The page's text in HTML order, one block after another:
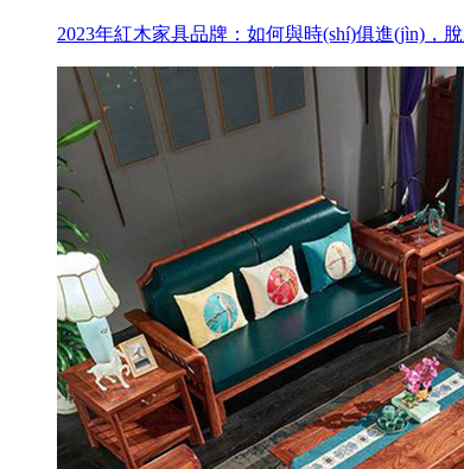
2023年紅木家具品牌：如何與時(shí)俱進(jìn)，